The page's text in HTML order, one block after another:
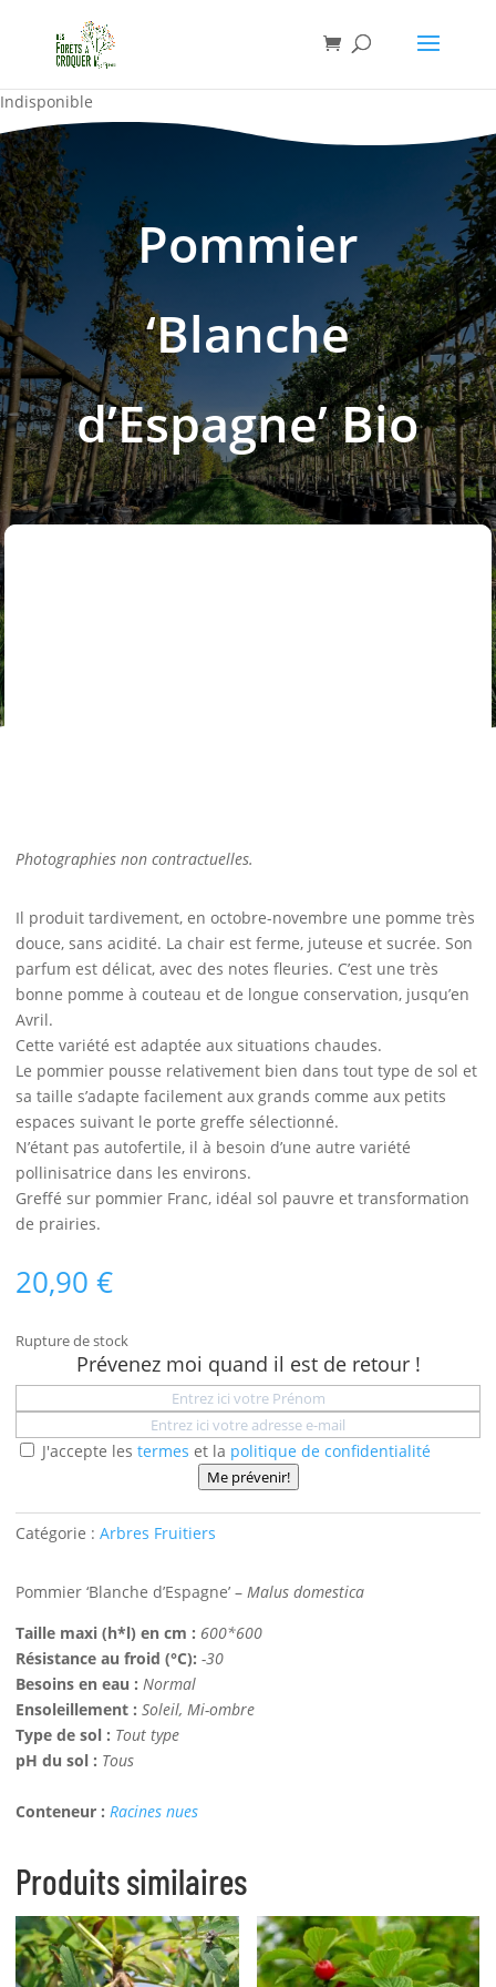
Indisponible
Pommier
‘Blanche
d’Espagne’ Bio
Photographies non contractuelles.
Il produit tardivement, en octobre-novembre une pomme très
douce, sans acidité. La chair est ferme, juteuse et sucrée. Son
parfum est délicat, avec des notes fleuries. C’est une très
bonne pomme à couteau et de longue conservation, jusqu’en
Avril.
Cette variété est adaptée aux situations chaudes.
Le pommier pousse relativement bien dans tout type de sol et
sa taille s’adapte facilement aux grands comme aux petits
espaces suivant le porte greffe sélectionné.
N’étant pas autofertile, il à besoin d’une autre variété
pollinisatrice dans les environs.
Greffé sur pommier Franc, idéal sol pauvre et transformation
de prairies.
20,90€
Rupture de stock
Prévenez moi quand il est de retour !
J'accepte lestermes et la politique de confidentialité
Me prévenir!
Catégorie :Arbres Fruitiers
Pommier ‘Blanche d’Espagne’ –Malus domestica
Taille maxi (h*l) en cm : 600*600
Résistance au froid (°C):-30
Besoins en eau :Normal
Ensoleillement :Soleil, Mi-ombre
Type de sol : Tout type
pH du sol : Tous
Conteneur :Racines nues
Produits similaires